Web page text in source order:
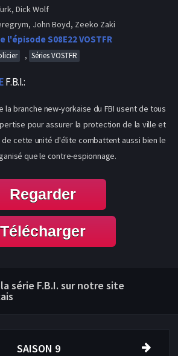
Dick Wolf
John Boyd, Zeeko Zaki
l'épisode S08E22 VOSTFR
, Séries VOSTFR
F.B.I.:
la branche new-yorkaise du FBI usent de tous
pour assurer la protection de la ville et
de cette unité d'élite combattent aussi bien le
que le contre-espionnage.
Regarder
Télécharger
série F.B.I. sur notre site
SAISON 9